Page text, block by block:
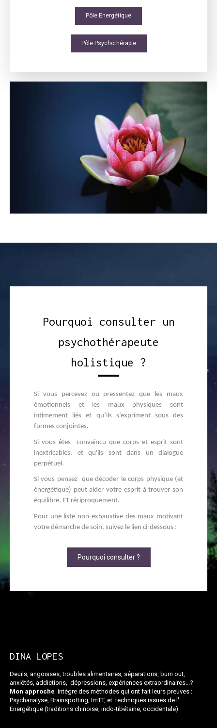
Pôle Energétique
Pôle Psychothérapie
Pourquoi consulter un
psychothérapeute
holistique ?
Si vous percevez ou pressentez que les maux
émotionnels et les maux physiques sont
intimement liés et qu’ils s’expriment sous des
formes conjointes.
Si vous êtes convaincu que corps et esprit sont
inextricables, et qu'ils sont dans un dialogue
perpétuel.
Si vous pensez que décoder le corps physique (et
énergétique) peut aider votre esprit à trouver son
équilibre, ET réciproquement.
Pour une liste non-exhaustive des maux motivant
votre démarche de soin, suivez le lien ci-dessous :
Pourquoi consulter ?
DINA LOPES
Deuils, angoisses, troubles alimentaires, séparations, burn out,
anxiétés, addictions, dépressions, expériences extraordinaires...?
Mon approche intègre des méthodes qui ont fait leurs preuves :
Psychanalyse, Brainspotting, ImTT, et techniques issues de l'
Energétique (traditions chinoise, indo-tibétaine, occidentale)